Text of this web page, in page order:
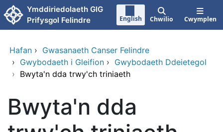
Neidio i'r prif gynnwy
Ymddiriedolaeth GIG
Prifysgol Felindre
English Chwilio Cwymplen
Hafan › Gwasanaeth Canser Felindre
› Gwybodaeth i Gleifion › Gwybodaeth Ddeietegol
› Bwyta'n dda trwy'ch triniaeth
Bwyta'n dda